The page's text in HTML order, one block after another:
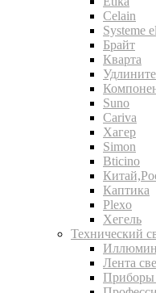
Celain
Systeme
Брайт
Кварта
Suno
Cariva
Хагер
Simon
Bticino
Каптика
Plexo
Хегель
Технический
Лента
Приборы